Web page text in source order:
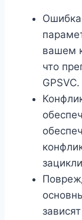
Ошибка
вашем
что
GPSVC.